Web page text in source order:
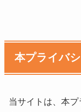
本プライバ
当サイトは、本